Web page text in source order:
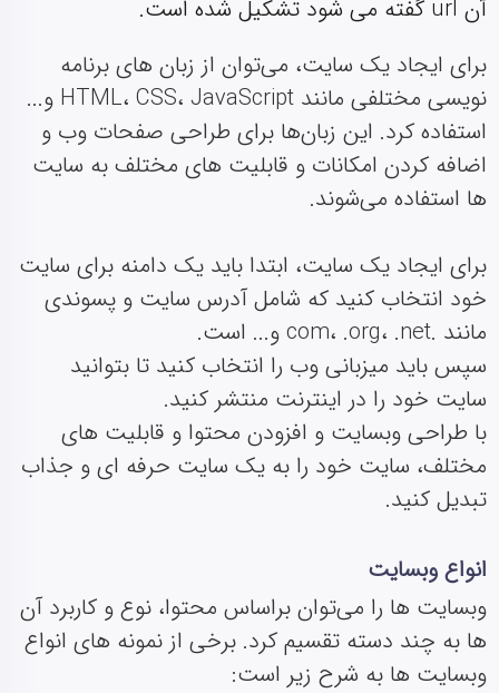
آن url گفته می شود تشکیل شده است.
برای ایجاد یک سایت، می‌توان از زبان‌ های برنامه‌
نویسی مختلفی مانند HTML، CSS، JavaScript و...
استفاده کرد. این زبان‌ها برای طراحی صفحات وب و
اضافه کردن امکانات و قابلیت‌ های مختلف به سایت‌
ها استفاده می‌شوند.
برای ایجاد یک سایت، ابتدا باید یک دامنه برای سایت
خود انتخاب کنید که شامل آدرس سایت و پسوندی
مانند .com، .org، .net و... است.
سپس باید میزبانی وب را انتخاب کنید تا بتوانید
سایت خود را در اینترنت منتشر کنید.
با طراحی وبسایت و افزودن محتوا و قابلیت‌ های
مختلف، سایت خود را به یک سایت حرفه‌ ای و جذاب
تبدیل کنید.
انواع وبسایت
وبسایت‌ ها را می‌توان براساس محتوا، نوع و کاربرد آن‌
ها به چند دسته تقسیم کرد. برخی از نمونه‌ های انواع
وبسایت‌ ها به شرح زیر است: